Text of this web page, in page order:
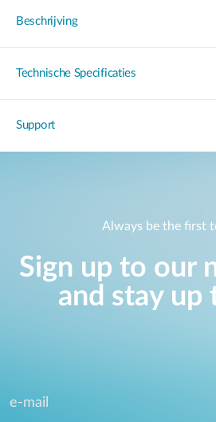
Beschrijving
Technische Specificaties
Support
Always be the first
Sign up to our
and stay up